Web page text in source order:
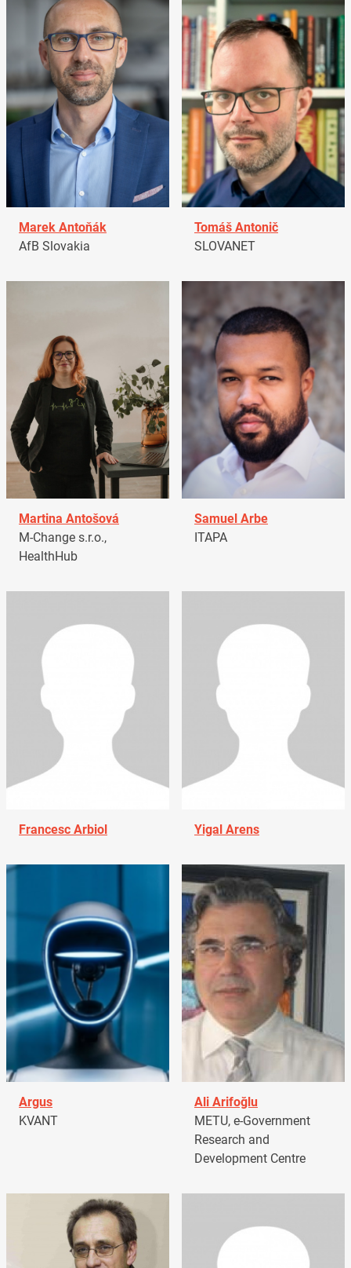
Marek Antoňák
AfB Slovakia
Tomáš Antonič
SLOVANET
Martina Antošová
M-Change s.r.o.,
HealthHub
Samuel Arbe
ITAPA
Francesc Arbiol Yigal Arens
Argus
KVANT
Ali Arifoğlu
METU, e-Government
Research and
Development Centre